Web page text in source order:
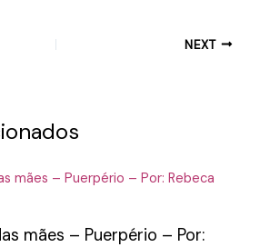
NEXT
mães – Puerpério – Por: